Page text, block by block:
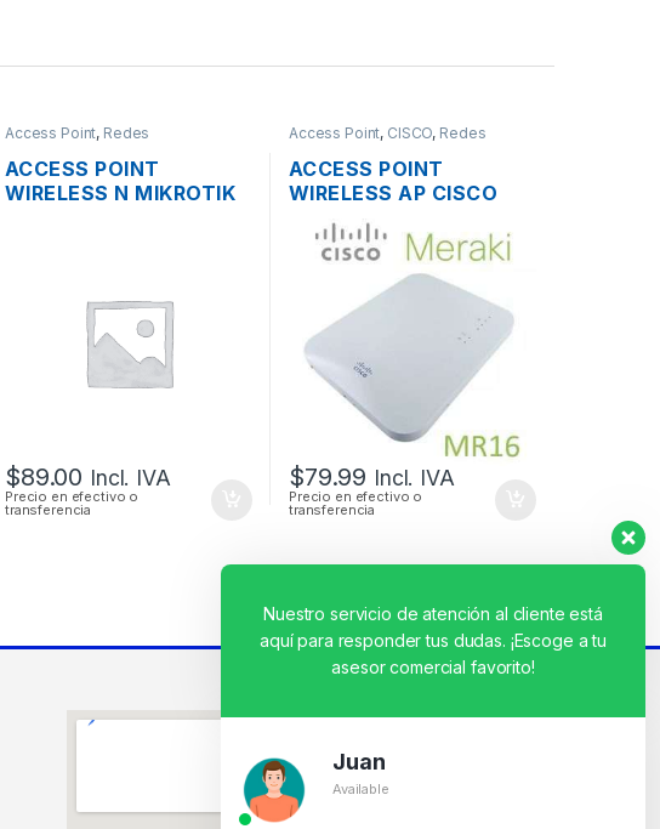
Access Point, Redes
ACCESS POINT
WIRELESS N MIKROTIK
$89.00 Incl. IVA
Precio en efectivo o
transferencia
Access Point, CISCO, Redes
ACCESS POINT
WIRELESS AP CISCO
MERAKI MR16 DUAL
BAND 600 MBPS
SOPORTE POE
OUTDOOR
$79.99 Incl. IVA
Precio en efectivo o
transferencia
Nuestro servicio de atención al cliente está
aquí para responder tus dudas. ¡Escoge a tu
asesor comercial favorito!
Juan
Available